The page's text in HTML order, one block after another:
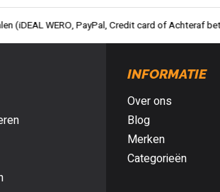
WERO, PayPal, Credit card of Achteraf betalen)
INFORMATIE
Over ons
Blog
Merken
Categorieën